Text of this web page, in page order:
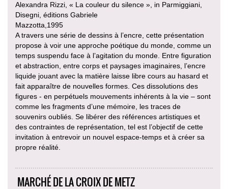
Alexandra Rizzi, « La couleur du silence », in Parmiggiani,
Disegni, éditions Gabriele
Mazzotta,1995
A travers une série de dessins à l’encre, cette présentation
propose à voir une approche poétique du monde, comme un
temps suspendu face à l’agitation du monde. Entre figuration
et abstraction, entre corps et paysages imaginaires, l’encre
liquide jouant avec la matière laisse libre cours au hasard et
fait apparaître de nouvelles formes. Ces dissolutions des
figures - en perpétuels mouvements inhérents à la vie – sont
comme les fragments d’une mémoire, les traces de
souvenirs oubliés. Se libérer des références artistiques et
des contraintes de représentation, tel est l’objectif de cette
invitation à entrevoir un nouvel espace-temps et à créer sa
propre réalité.
MARCHÉ DE LA CROIX DE METZ